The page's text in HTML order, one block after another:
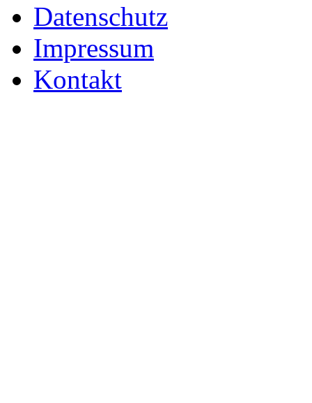
Datenschutz
Impressum
Kontakt